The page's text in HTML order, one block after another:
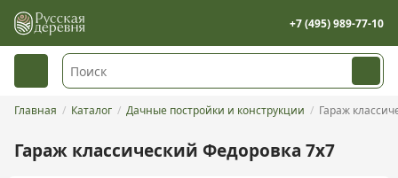
+7 (495) 989-77-10
Главная Каталог Дачные постройки и конструкции Гараж
Гараж классический Федоровка 7х7